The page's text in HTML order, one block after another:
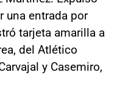
una entrada por
tarjeta amarilla a
del Atlético
y Casemiro,